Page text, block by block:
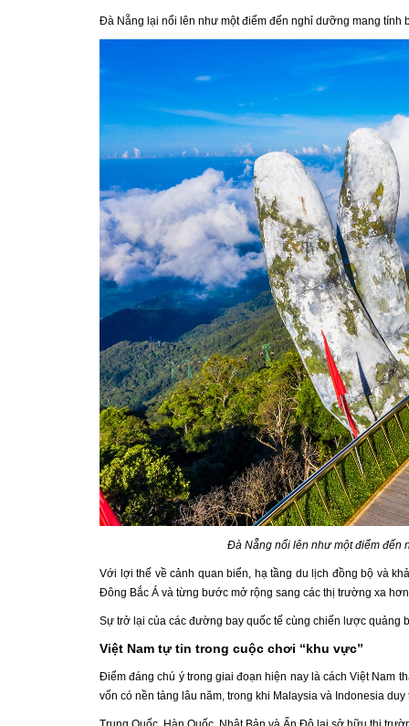
Đà Nẵng lại nổi lên như một điểm đến nghỉ dưỡng mang tính
Đà Nẵng nổi lên như một điểm đến
Với lợi thế về cảnh quan biển, hạ tầng du lịch đồng bộ và
Đông Bắc Á và từng bước mở rộng sang các thị trường xa
Sự trở lại của các đường bay quốc tế cùng chiến lược
Việt Nam tự tin trong cuộc chơi “khu vực”
Điểm đáng chú ý trong giai đoạn hiện nay là cách Việt Nam
vốn có nền tảng lâu năm, trong khi Malaysia và Indonesia